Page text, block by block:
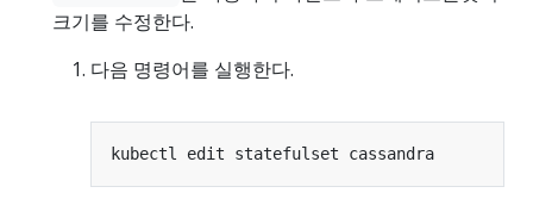
크기를 수정한다.
다음 명령어를 실행한다.